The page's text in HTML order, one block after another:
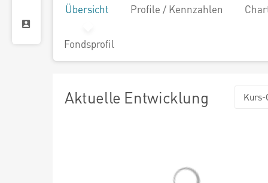
Übersicht Profile / Kennzahlen
Fondsprofil
Aktuelle Entwicklung Kurs-